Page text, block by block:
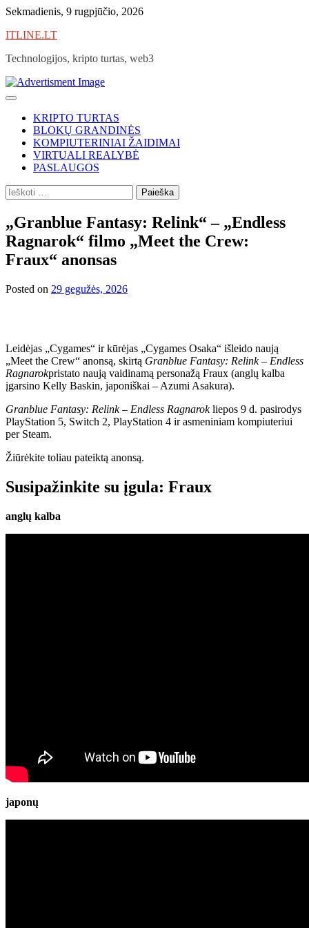
Skip
content
Sekmadienis, 9 rugpjūčio, 2026
ITLINE.LT
Technologijos, kripto turtas, web3
KRIPTO TURTAS
BLOKŲ GRANDINĖS
KOMPIUTERINIAI ŽAIDIMAI
VIRTUALI REALYBĖ
PASLAUGOS
Ieškoti:
„Granblue Fantasy: Relink“ – „Endless
Ragnarok“ filmo „Meet the Crew:
Fraux“ anonsas
Posted on 29 gegužės, 2026
Leidėjas „Cygames“ ir kūrėjas „Cygames Osaka“ išleido naują
„Meet the Crew“ anonsą, skirtą Granblue Fantasy: Relink – Endless
Ragnarokpristato naują vaidinamą personažą Fraux (anglų kalba
įgarsino Kelly Baskin, japoniškai – Azumi Asakura).
Granblue Fantasy: Relink – Endless Ragnarokliepos 9 d. pasirodys
PlayStation 5, Switch 2, PlayStation 4 ir asmeniniam kompiuteriui
per Steam.
Žiūrėkite toliau pateiktą anonsą.
Susipažinkite su įgula: Fraux
anglų kalba
japonų